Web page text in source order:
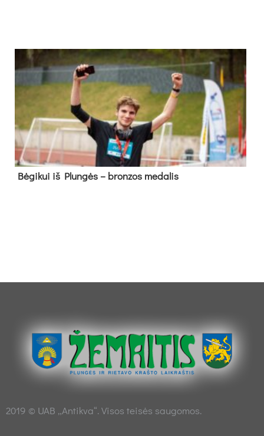
Bė­gi­kui iš Plun­gės – bron­zos me­da­lis
2019 © UAB „Antikva“. Visos teisės saugomos.